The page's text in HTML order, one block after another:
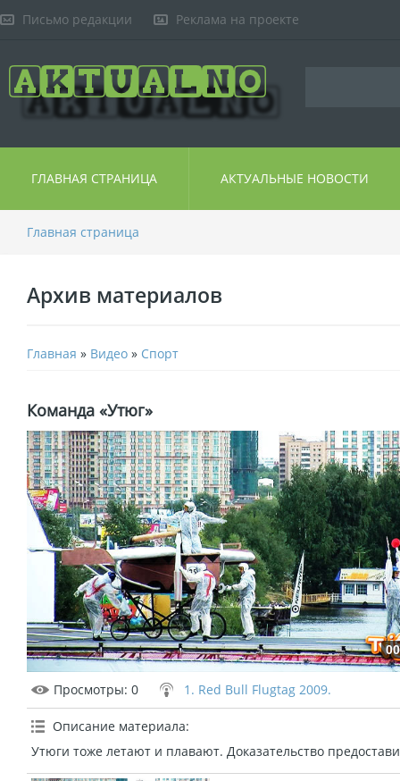
Письмо редакции Реклама на проекте
ГЛАВНАЯ СТРАНИЦА АКТУАЛЬНЫЕ НОВОСТИ
Главная страница
Архив материалов
Главная » Видео » Спорт
Команда «Утюг»
Просмотры: 0 1. Red Bull Flugtag 2009.
Описание материала:
Утюги тоже летают и плавают. Доказательство